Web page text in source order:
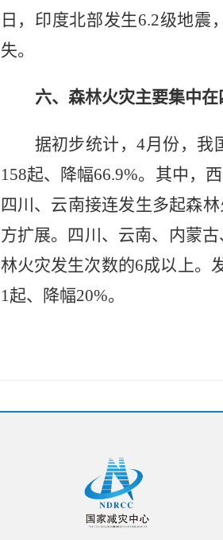
日，印度北部发生6.2级地
失。
六、森林火灾主要集中
据初步统计，4月份，我
158起、降幅66.9%。其中，
四川、云南接连发生多起森
方扩展。四川、云南、内蒙
林火灾发生次数的6成以上。
1起、降幅20%。